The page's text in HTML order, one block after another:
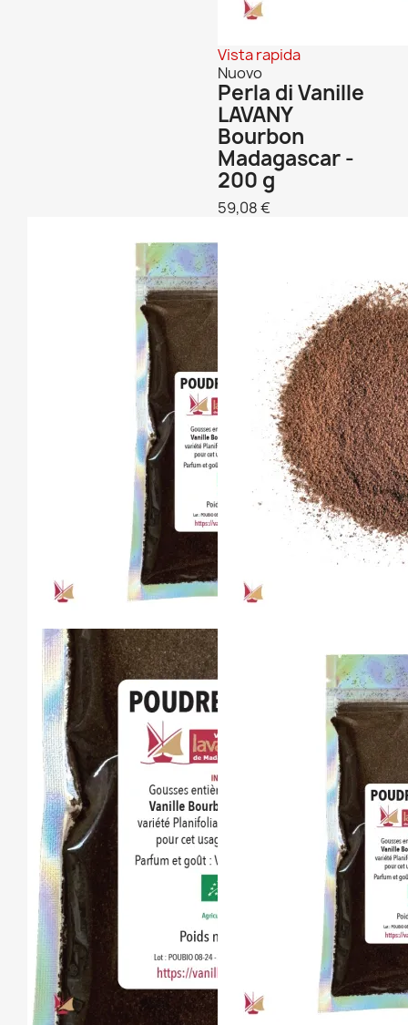
Vista rapida
Nuovo
Perla di Vanille
LAVANY
Bourbon
Madagascar -
200 g
59,08 €